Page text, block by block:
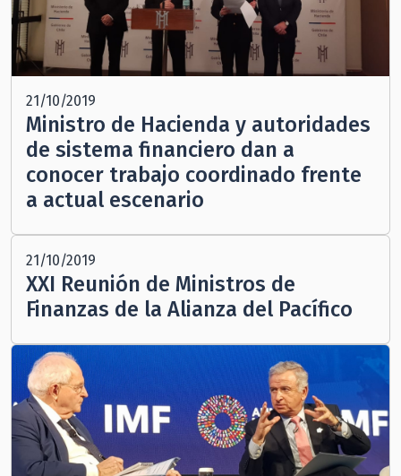
21/10/2019
Ministro de Hacienda y autoridades
de sistema financiero dan a
conocer trabajo coordinado frente
a actual escenario
21/10/2019
XXI Reunión de Ministros de
Finanzas de la Alianza del Pacífico